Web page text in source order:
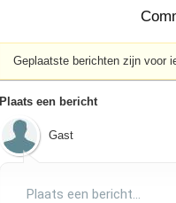
Geplaatste berichten zijn voor
Plaats een bericht
Gast